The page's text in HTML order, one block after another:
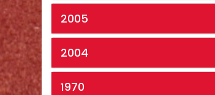
2005
2004
1970